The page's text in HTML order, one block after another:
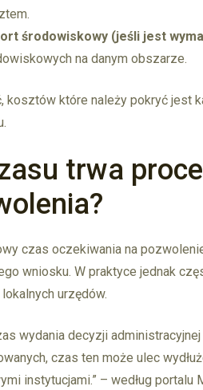
środowiskowy (jeśli jest
na danym obszarze.
kosztów które należy pokryć jest
trwa
czas oczekiwania na
wniosku. W praktyce jednak
urzędów.
wydania decyzji
czas ten może ulec
instytucjami.” – według portalu